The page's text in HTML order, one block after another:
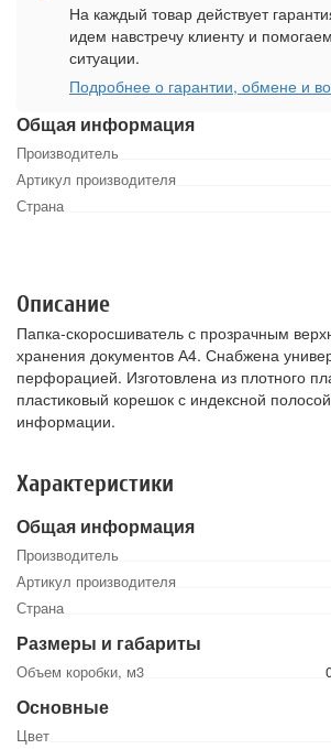
Общая информация
Производитель
Артикул производителя
Страна
На каждый товар действует
идем навстречу клиенту и
ситуации.
Подробнее о гарантии, обмене и
Описание
Папка-скоросшиватель с прозрачным
хранения документов А4. Снабжена
перфорацией. Изготовлена из плотного
пластиковый корешок с индексной
информации.
Характеристики
Общая информация
Производитель
Артикул производителя
Страна
Размеры и габариты
Объем коробки, м3
Основные
Цвет